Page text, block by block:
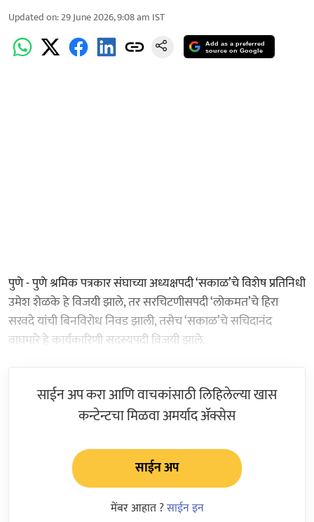
Updated on:29 June 2026, 9:08 am IST
Add as a preferred
source on Google
पुणे - पुणे श्रमिक पत्रकार संघाच्या अध्यक्षपदी ‘सकाळ’चे विशेष प्रतिनिधी
उमेश शेळके हे विजयी झाले, तर सरचिटणीसपदी ‘लोकमत’चे हिरा
सरवदे यांची बिनविरोध निवड झाली, तसेच ‘सकाळ’चे सचिदानंद
वाघमारे हे कार्यकारिणी सदस्यपदी विजयी झाले.
साईन अप करा आणि वाचकांसाठी लिहिलेल्या खास
कन्टेन्टचा मिळवा अमर्याद ॲक्सेस
साईन अप
मेंबर आहात ?साईन इन